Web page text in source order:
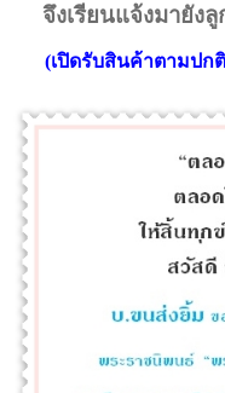
จึงเรียนแจ้งมายัง
(เปิดรับสินค้าตามปก